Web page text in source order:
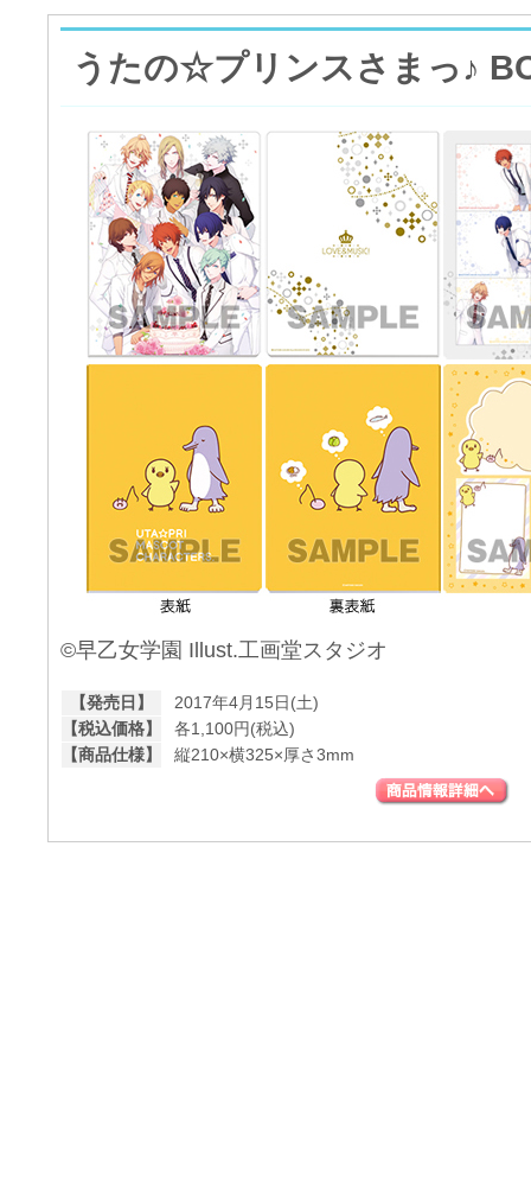
うたの☆プリンスさまっ♪
©早乙女学園 Illust.工画堂スタジオ
【発売日】
2017年4月15日(土)
【税込価格】
各1,100円(税込)
【商品仕様】
縦210×横325×厚さ3mm